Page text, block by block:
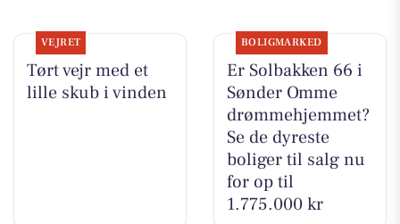
VEJRET
Tørt vejr med et
lille skub i vinden
BOLIGMARKED
Er Solbakken 66 i
Sønder Omme
drømmehjemmet?
Se de dyreste
boliger til salg nu
for op til
1.775.000 kr